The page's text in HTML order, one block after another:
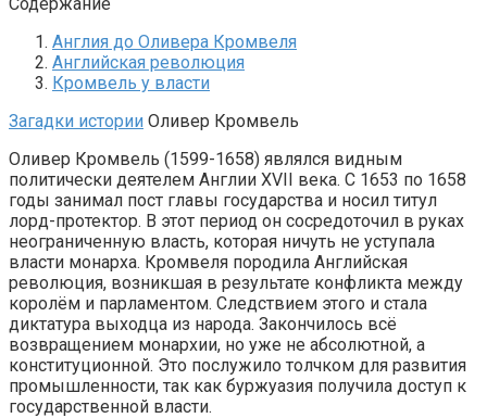
Англия до Оливера Кромвеля
Английская революция
Кромвель у власти
Загадки истории Оливер Кромвель
Оливер Кромвель (1599-1658) являлся видным
политически деятелем Англии XVII века. С 1653 по 1658
годы занимал пост главы государства и носил титул
лорд-протектор. В этот период он сосредоточил в руках
неограниченную власть, которая ничуть не уступала
власти монарха. Кромвеля породила Английская
революция, возникшая в результате конфликта между
королём и парламентом. Следствием этого и стала
диктатура выходца из народа. Закончилось всё
возвращением монархии, но уже не абсолютной, а
конституционной. Это послужило толчком для развития
промышленности, так как буржуазия получила доступ к
государственной власти.